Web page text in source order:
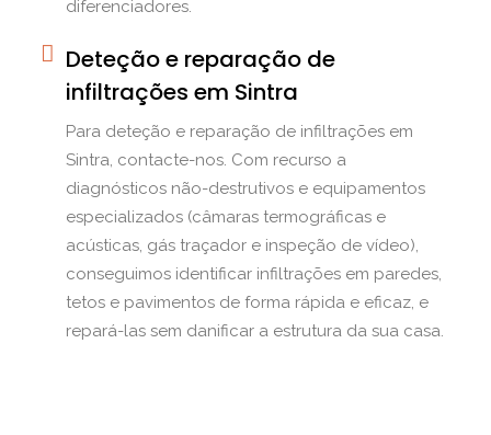
diferenciadores.
Deteção e reparação de
infiltrações em Sintra
Para deteção e reparação de infiltrações em
Sintra, contacte-nos. Com recurso a
diagnósticos não-destrutivos e equipamentos
especializados (câmaras termográficas e
acústicas, gás traçador e inspeção de vídeo),
conseguimos identificar infiltrações em paredes,
tetos e pavimentos de forma rápida e eficaz, e
repará-las sem danificar a estrutura da sua casa.